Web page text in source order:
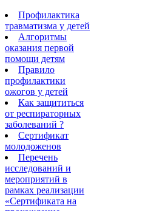
Профилактика
травматизма у детей
Алгоритмы
оказания первой
помощи детям
Правило
профилактики
ожогов у детей
Как защититься
от респираторных
заболеваний ?
Сертификат
молодоженов
Перечень
исследований и
мероприятий в
рамках реализации
«Сертификата на